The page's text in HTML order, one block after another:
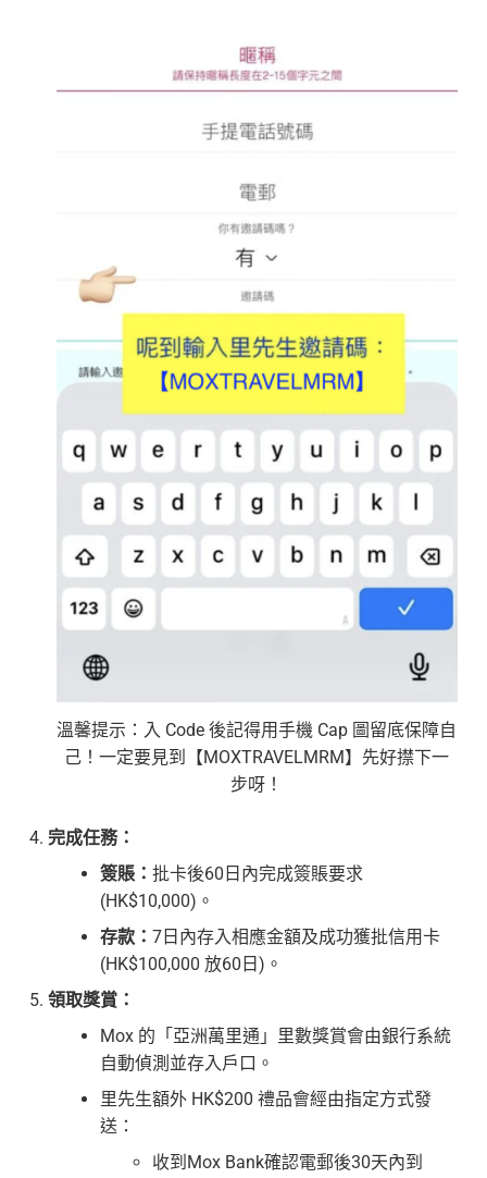
溫馨提示：入 Code 後記得用手機 Cap 圖留底保障自
己！一定要見到【MOXTRAVELMRM】先好㩒下一
步呀！
完成任務：
簽賬： 批卡後60日內完成簽賬要求
(HK$10,000)。
存款： 7日內存入相應金額及成功獲批信用卡
(HK$100,000 放60日)。
領取獎賞：
Mox 的「亞洲萬里通」里數獎賞會由銀行系統
自動偵測並存入戶口。
里先生額外 HK$200 禮品會經由指定方式發
送：
收到Mox Bank確認電郵後30天內到